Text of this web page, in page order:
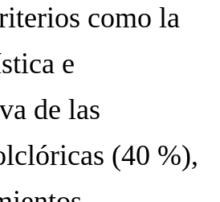
como la
e
de las
(40 %),